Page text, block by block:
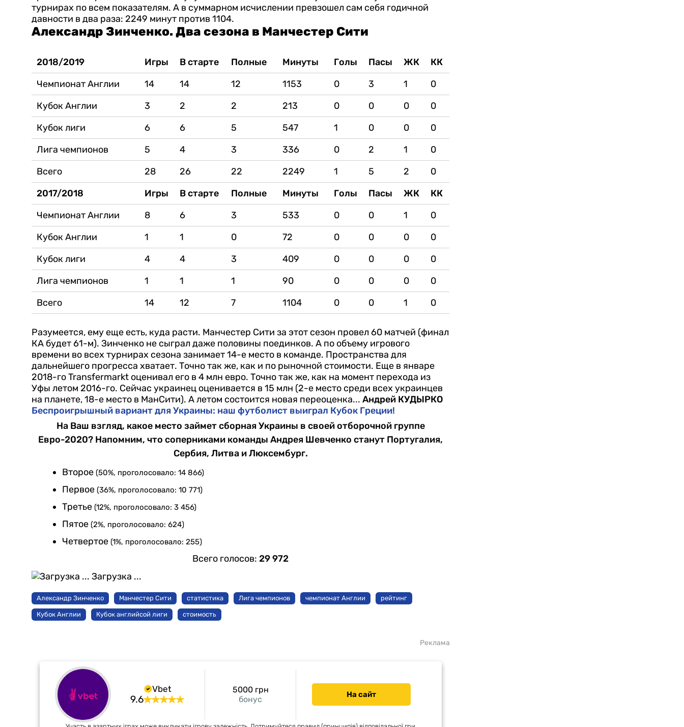
турнирах по всем показателям. А в суммарном исчислении превзошел сам себя годичной
давности в два раза: 2249 минут против 1104.
Александр Зинченко. Два сезона в Манчестер Сити
2018/2019 Игры В старте Полные Минуты Голы Пасы ЖК
КК
Чемпионат Англии
14 14 12 1153 0 3 1
0
Кубок Англии
3 2 2 213 0 0 0
0
Кубок лиги
6 6 5 547 1 0 0
0
Лига чемпионов
5 4 3 336 0 2 1
0
Всего
28 26 22 2249 1 5 2
0
2017/2018
Игры В старте Полные Минуты Голы Пасы ЖК
КК
Чемпионат Англии
8 6 3 533 0 0 1
0
Кубок Англии
1 1 0 72 0 0 0
0
Кубок лиги
4 4 3 409 0 0 0
0
Лига чемпионов
1 1 1 90 0 0 0
0
Всего
14 12 7 1104 0 0 1 0
Разумеется, ему еще есть, куда расти. Манчестер Сити за этот сезон провел 60 матчей (финал
КА будет 61-м). Зинченко не сыграл даже половины поединков. А по объему игрового
времени во всех турнирах сезона занимает 14-е место в команде. Пространства для
дальнейшего прогресса хватает. Точно так же, как и по рыночной стоимости. Еще в январе
2018-го Transfermarkt оценивал его в 4 млн евро. Точно так же, как на момент перехода из
Уфы летом 2016-го. Сейчас украинец оценивается в 15 млн (2-е место среди всех украинцев
на планете, 18-е место в МанСити). А летом состоится новая переоценка... Андрей КУДЫРКО
Беспроигрышный вариант для Украины: наш футболист выиграл Кубок Греции!
На Ваш взгляд, какое место займет сборная Украины в своей отборочной группе
Евро-2020? Напомним, что соперниками команды Андрея Шевченко станут Португалия,
Сербия, Литва и Люксембург.
Второе (50%, проголосовало: 14 866)
Первое (36%, проголосовало: 10 771)
Третье (12%, проголосовало: 3 456)
Пятое (2%, проголосовало: 624)
Четвертое (1%, проголосовало: 255)
Всего голосов:29 972
Загрузка ...
Александр Зинченко Манчестер Сити статистика Лига чемпионов чемпионат Англии рейтинг
Кубок Англии Кубок английсой лиги стоимость
Реклама
Vbet
9.6 бонус
5000 грн На сайт